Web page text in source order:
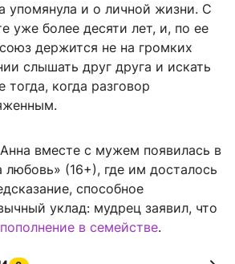
упомянула и о личной жизни. С
уже более десяти лет, и, по ее
держится не на громких
слышать друг друга и искать
когда разговор
вместе с мужем появилась в
любовь» (16+), где им досталось
способное
уклад: мудрец заявил, что
в семействе.